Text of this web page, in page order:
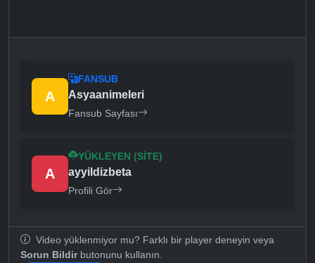
A
FANSUB
Asyaanimeleri
Fansub Sayfası
A
YÜKLEYEN (SITE)
ayyildizbeta
Profili Gör
Video yüklenmiyor mu? Farklı bir player deneyin veya
Sorun Bildirbutonunu kullanın.